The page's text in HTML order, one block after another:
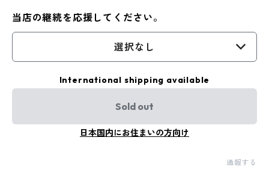
当店の継続を応援してください。
選択なし
International shipping available
Sold out
日本国内にお住まいの方向け
通報する